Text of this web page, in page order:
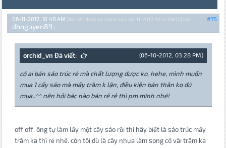
#75
06-11-2012, 10:48 AM (Bài viết đã được chỉnh sửa: 06-11-2012, 10:57 AM {2} bởi
dhnguyen89 .)
(06-10-2012, 03:28 PM)
orchid_vn Đã viết:
có ai bán sáo trúc rẻ mà chất lượng được ko, hehe, mình muốn
mua 1 cấy sáo mà mấy trăm k lận, điều kiện bản thân ko đủ
mua..^^ nên hỏi bác nào bán rẻ rẻ thì pm mình nhé!
off off. ông tự làm lấy một cây sáo rồi thì hãy biết là sáo trúc mấy
trăm ka thì rẻ nhé. còn tôi dù là cây nhựa làm song có vài trăm ka